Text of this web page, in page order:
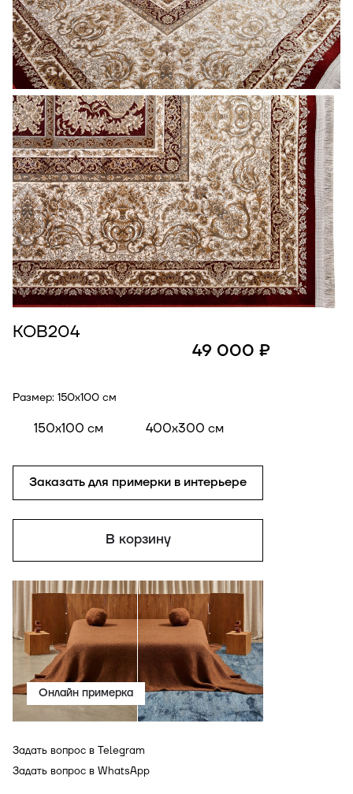
КОВ204
Размер: 150x100 см
150x100 см 400x300 см
Заказать для примерки в интерьере
В корзину
Онлайн примерка
Задать вопрос в Telegram
Задать вопрос в WhatsApp
49 000 ₽